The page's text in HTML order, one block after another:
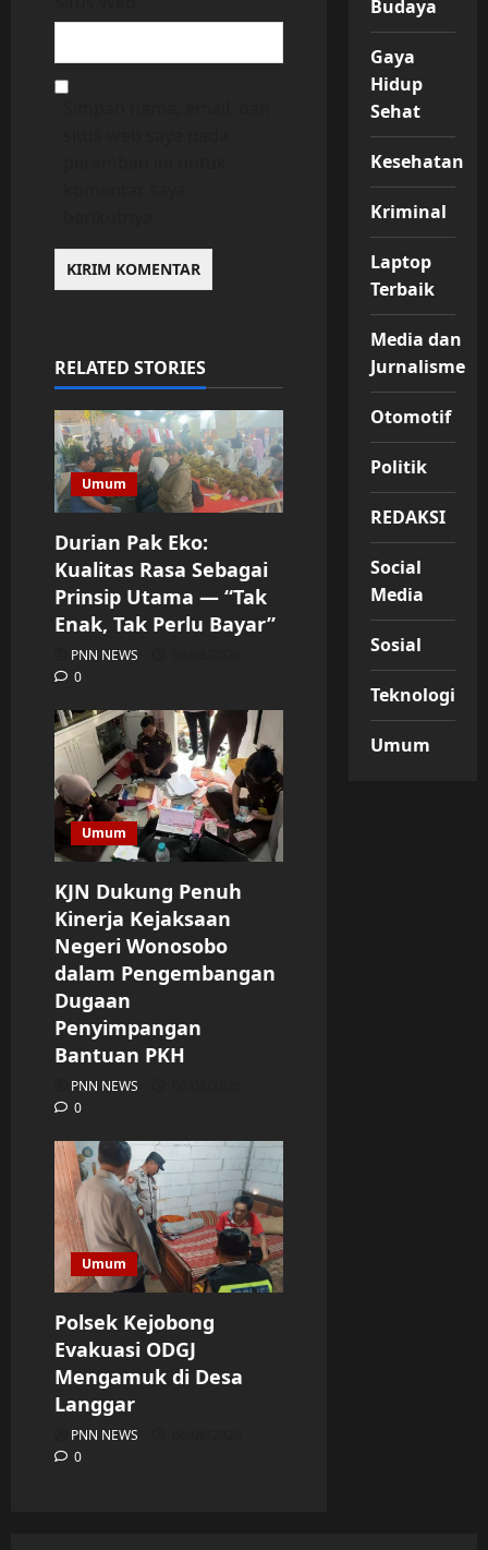
RELATED STORIES
Umum
Durian Pak Eko:
Kualitas Rasa Sebagai
Prinsip Utama — “Tak
Enak, Tak Perlu Bayar”
PNN NEWS
0
Umum
KJN Dukung Penuh
Kinerja Kejaksaan
Negeri Wonosobo
dalam Pengembangan
Dugaan
Penyimpangan
Bantuan PKH
PNN NEWS
0
Umum
Polsek Kejobong
Evakuasi ODGJ
Mengamuk di Desa
Langgar
PNN NEWS
0
Budaya
Gaya
Hidup
Sehat
Kesehatan
Kriminal
Laptop
Terbaik
Media dan
Jurnalisme
Otomotif
Politik
REDAKSI
Social
Media
Sosial
Teknologi
Umum